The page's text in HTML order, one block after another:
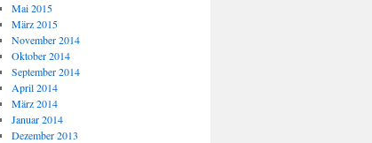
Mai 2015
März 2015
November 2014
Oktober 2014
September 2014
April 2014
März 2014
Januar 2014
Dezember 2013